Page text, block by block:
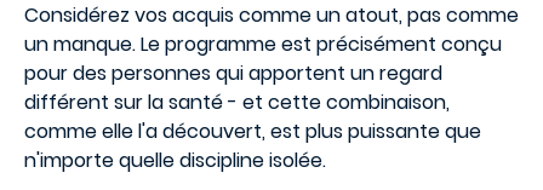
Considérez vos acquis comme un atout, pas comme
un manque. Le programme est précisément conçu
pour des personnes qui apportent un regard
différent sur la santé - et cette combinaison,
comme elle l'a découvert, est plus puissante que
n'importe quelle discipline isolée.